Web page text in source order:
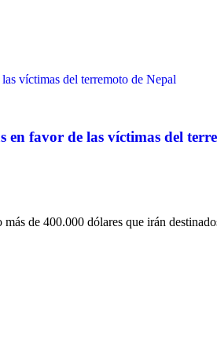
víctimas del terremoto de Nepal
en favor de las víctimas del
más de 400.000 dólares que irán